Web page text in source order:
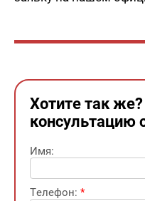
Хотите так
консультацию
Имя:
Телефон: *